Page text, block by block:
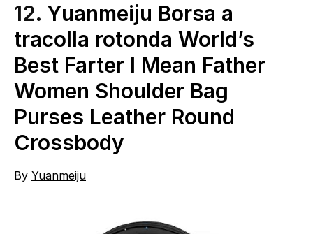
12. Yuanmeiju Borsa a
tracolla rotonda World’s
Best Farter I Mean Father
Women Shoulder Bag
Purses Leather Round
Crossbody
By Yuanmeiju